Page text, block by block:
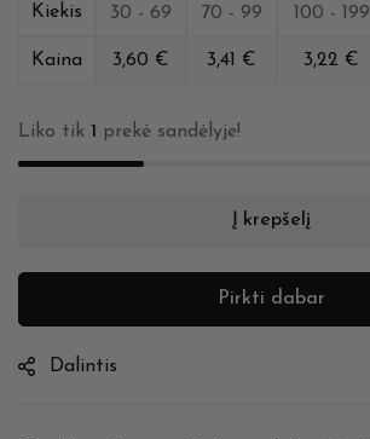
Kiekis 30 - 69 70 - 99 100 - 199
Kaina 3,60 € 3,41 € 3,22 €
Liko tik 1 prekė sandėlyje!
Į krepšelį
Pirkti dabar
Dalintis